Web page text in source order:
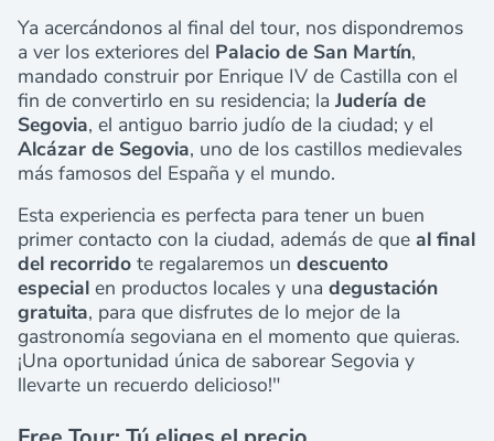
Ya acercándonos al final del tour, nos dispondremos
a ver los exteriores del Palacio de San Martín,
mandado construir por Enrique IV de Castilla con el
fin de convertirlo en su residencia; la Judería de
Segovia, el antiguo barrio judío de la ciudad; y el
Alcázar de Segovia, uno de los castillos medievales
más famosos del España y el mundo.
Esta experiencia es perfecta para tener un buen
primer contacto con la ciudad, además de que al final
del recorrido te regalaremos un descuento
especial en productos locales y una degustación
gratuita, para que disfrutes de lo mejor de la
gastronomía segoviana en el momento que quieras.
¡Una oportunidad única de saborear Segovia y
llevarte un recuerdo delicioso!"